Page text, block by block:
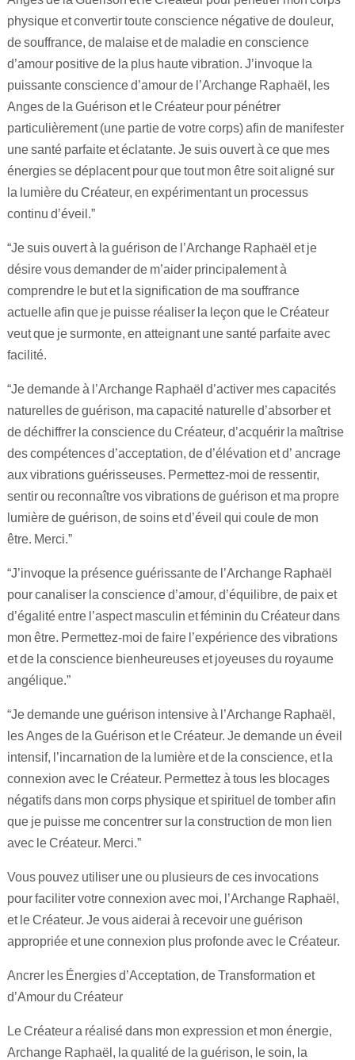
physique et convertir toute conscience négative de douleur,
de souffrance, de malaise et de maladie en conscience
d’amour positive de la plus haute vibration. J’invoque la
puissante conscience d’amour de l’Archange Raphaël, les
Anges de la Guérison et le Créateur pour pénétrer
particulièrement (une partie de votre corps) afin de manifester
une santé parfaite et éclatante. Je suis ouvert à ce que mes
énergies se déplacent pour que tout mon être soit aligné sur
la lumière du Créateur, en expérimentant un processus
continu d’éveil.”
“Je suis ouvert à la guérison de l’Archange Raphaël et je
désire vous demander de m’aider principalement à
comprendre le but et la signification de ma souffrance
actuelle afin que je puisse réaliser la leçon que le Créateur
veut que je surmonte, en atteignant une santé parfaite avec
facilité.
“Je demande à l’Archange Raphaël d’activer mes capacités
naturelles de guérison, ma capacité naturelle d’absorber et
de déchiffrer la conscience du Créateur, d’acquérir la maîtrise
des compétences d’acceptation, de d’élévation et d’ ancrage
aux vibrations guérisseuses. Permettez-moi de ressentir,
sentir ou reconnaître vos vibrations de guérison et ma propre
lumière de guérison, de soins et d’éveil qui coule de mon
être. Merci.”
“J’invoque la présence guérissante de l’Archange Raphaël
pour canaliser la conscience d’amour, d’équilibre, de paix et
d’égalité entre l’aspect masculin et féminin du Créateur dans
mon être. Permettez-moi de faire l’expérience des vibrations
et de la conscience bienheureuses et joyeuses du royaume
angélique.”
“Je demande une guérison intensive à l’Archange Raphaël,
les Anges de la Guérison et le Créateur. Je demande un éveil
intensif, l’incarnation de la lumière et de la conscience, et la
connexion avec le Créateur. Permettez à tous les blocages
négatifs dans mon corps physique et spirituel de tomber afin
que je puisse me concentrer sur la construction de mon lien
avec le Créateur. Merci.”
Vous pouvez utiliser une ou plusieurs de ces invocations
pour faciliter votre connexion avec moi, l’Archange Raphaël,
et le Créateur. Je vous aiderai à recevoir une guérison
appropriée et une connexion plus profonde avec le Créateur.
Ancrer les Énergies d’Acceptation, de Transformation et
d’Amour du Créateur
Le Créateur a réalisé dans mon expression et mon énergie,
Archange Raphaël, la qualité de la guérison, le soin, la